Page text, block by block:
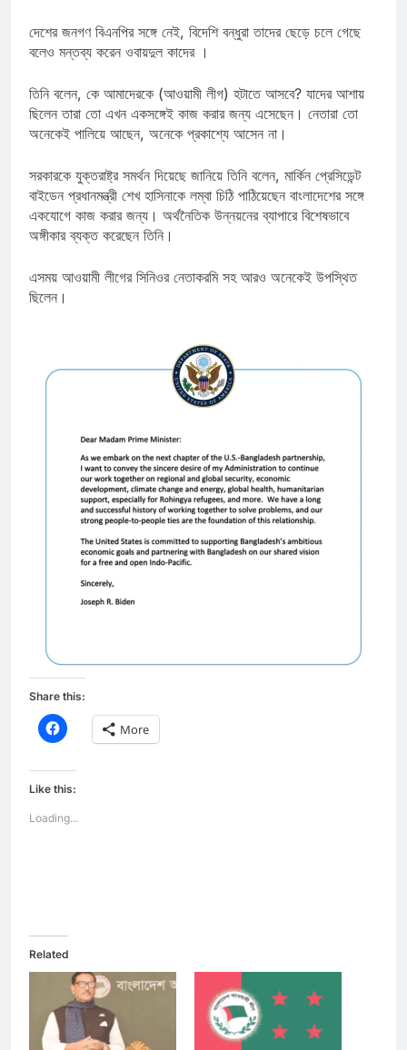
দেশের জনগণ বিএনপির সঙ্গে নেই, বিদেশি বন্ধুরা তাদের ছেড়ে চলে গেছে
বলেও মন্তব্য করেন ওবায়দুল কাদের ।
তিনি বলেন, কে আমাদেরকে (আওয়ামী লীগ) হটাতে আসবে? যাদের আশায়
ছিলেন তারা তো এখন একসঙ্গেই কাজ করার জন্য এসেছেন। নেতারা তো
অনেকেই পালিয়ে আছেন, অনেকে প্রকাশ্যে আসেন না।
সরকারকে যুক্তরাষ্ট্র সমর্থন দিয়েছে জানিয়ে তিনি বলেন, মার্কিন প্রেসিডেন্ট
বাইডেন প্রধানমন্ত্রী শেখ হাসিনাকে লম্বা চিঠি পাঠিয়েছেন বাংলাদেশের সঙ্গে
একযোগে কাজ করার জন্য। অর্থনৈতিক উন্নয়নের ব্যাপারে বিশেষভাবে
অঙ্গীকার ব্যক্ত করেছেন তিনি।
এসময় আওয়ামী লীগের সিনিওর নেতাকরমি সহ আরও অনেকেই উপস্থিত
ছিলেন।
Share this:
Click
to
Facebook
(Opens
in
window)
More
Like this:
Loading...
Related